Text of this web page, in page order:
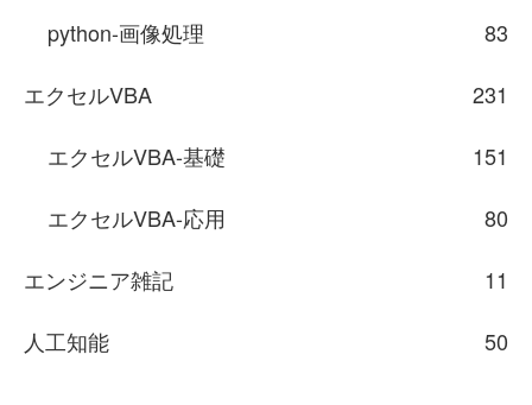
python-画像処理
83
エクセルVBA
231
エクセルVBA-基礎
151
エクセルVBA-応用
80
エンジニア雑記
11
人工知能
50